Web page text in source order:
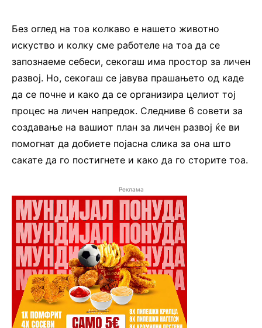
Без оглед на тоа колкаво е нашето животно
искуство и колку сме работеле на тоа да се
запознаеме себеси, секогаш има простор за личен
развој. Но, секогаш се јавува прашањето од каде
да се почне и како да се организира целиот тој
процес на личен напредок. Следниве 6 совети за
создавање на вашиот план за личен развој ќе ви
помогнат да добиете појасна слика за она што
сакате да го постигнете и како да го сторите тоа.
Реклама